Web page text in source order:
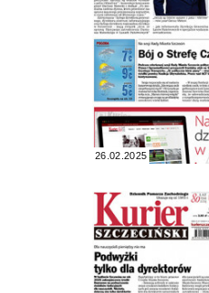
26.02.2025